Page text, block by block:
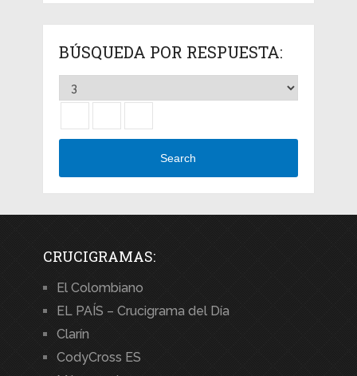
BÚSQUEDA POR RESPUESTA:
Search
CRUCIGRAMAS:
El Colombiano
EL PAÍS – Crucigrama del Día
Clarín
CodyCross ES